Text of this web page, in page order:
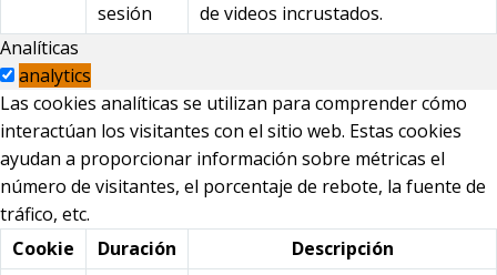
sesión
de videos incrustados.
Analíticas
analytics
Las cookies analíticas se utilizan para comprender cómo
interactúan los visitantes con el sitio web. Estas cookies
ayudan a proporcionar información sobre métricas el
número de visitantes, el porcentaje de rebote, la fuente de
tráfico, etc.
Cookie
Duración Descripción